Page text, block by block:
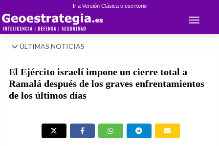
Ir a Versión Clásica o escritorio
Toggle
ÚLTIMAS NOTICIAS
El Ejército israelí impone un cierre total a
Ramalá después de los graves enfrentamientos
de los últimos días